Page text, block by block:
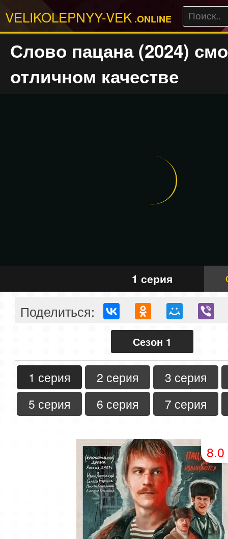
VELIKOLEPNYY-VEK .ONLINE
Слово пацана (2024)
отличном качестве
1 серия
Поделиться:
Сезон 1
1 серия 2 серия
3 серия
5 серия
6 серия 7 серия
8.0